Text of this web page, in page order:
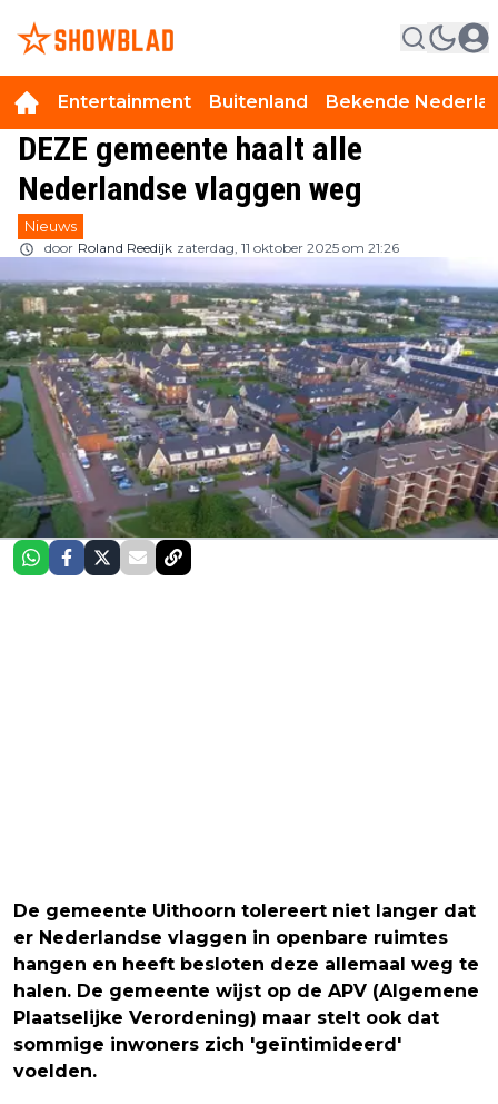
Entertainment Buitenland Bekende
DEZE gemeente haalt alle
Nederlandse vlaggen weg
Nieuws
door Roland Reedijk zaterdag, 11 oktober 2025 om 21:26
De gemeente Uithoorn tolereert niet langer dat
er Nederlandse vlaggen in openbare ruimtes
hangen en heeft besloten deze allemaal weg te
halen. De gemeente wijst op de APV (Algemene
Plaatselijke Verordening) maar stelt ook dat
sommige inwoners zich 'geïntimideerd'
voelden.